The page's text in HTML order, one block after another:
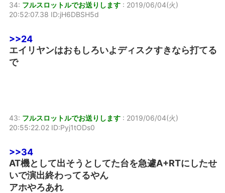
34: フルスロットルでお送りします : 2019/06/04(火)
20:52:07.38 ID:jH6DBSH5d
>>24
エイリヤンはおもしろいよディスクすきなら打てる
で
43: フルスロットルでお送りします : 2019/06/04(火)
20:55:22.02 ID:Pyj1tODs0
>>34
AT機として出そうとしてた台を急遽A+RTにしたせ
いで演出終わってるやん
アホやろあれ